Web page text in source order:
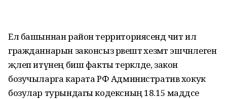
Ел башыннан район территориясендә чит ил
гражданнарын законсыз рәвештә хезмәт эшчәнлегенә
җәлеп итүнең биш факты теркәлде, закон
бозучыларга карата РФ Административ хокук
бозулар турындагы кодексның 18.15 маддәсе